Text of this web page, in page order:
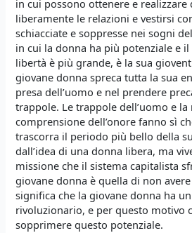
in cui possono ottenere e realizzare
liberamente le relazioni e vestirsi
schiacciate e soppresse nei sogni
in cui la donna ha più potenziale e
libertà è più grande, è la sua
giovane donna spreca tutta la sua
presa dell’uomo e nel prendere
trappole. Le trappole dell’uomo e la
comprensione dell’onore fanno sì
trascorra il periodo più bello della
dall’idea di una donna libera, ma
missione che il sistema capitalista
giovane donna è quella di non
significa che la giovane donna ha
rivoluzionario, e per questo motivo
sopprimere questo potenziale.